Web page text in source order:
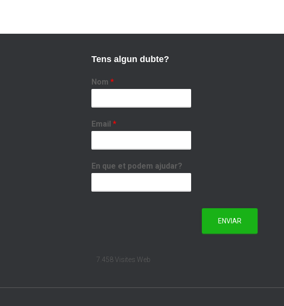
Tens algun dubte?
Nom *
Email *
En que et podem ajudar?
ENVIAR
7.458 Visites Web